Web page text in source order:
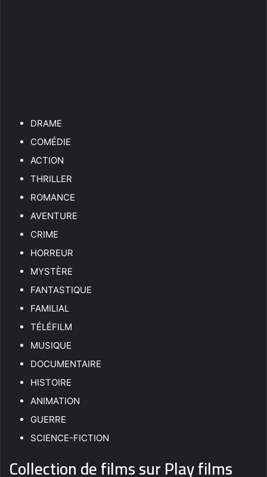
DRAME
COMÉDIE
ACTION
THRILLER
ROMANCE
AVENTURE
CRIME
HORREUR
MYSTÈRE
FANTASTIQUE
FAMILIAL
TÉLÉFILM
MUSIQUE
DOCUMENTAIRE
HISTOIRE
ANIMATION
GUERRE
SCIENCE-FICTION
Collection de films sur Play films